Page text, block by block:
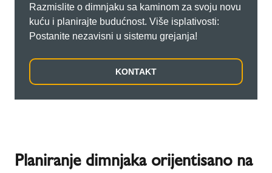
Razmislite o dimnjaku sa kaminom za svoju novu
kuću i planirajte budućnost. Više isplativosti:
Postanite nezavisni u sistemu grejanja!
KONTAKT
Planiranje dimnjaka orijentisano na